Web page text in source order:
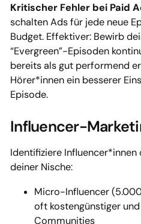
Kritischer Fehler bei Paid
schalten Ads für jede neue
Budget. Effektiver: Bewirb
“Evergreen”-Episoden
bereits als gut performend
Hörer*innen ein besserer
Episode.
Influencer-
Identifiziere
deiner Nische:
Micro-Influencer
oft kostengünstiger
Communities